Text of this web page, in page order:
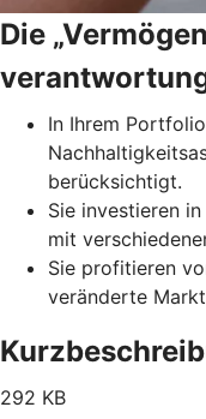
Die
In Ihrem
berücksichtigt.
Sie investieren
mit
Sie profitieren
veränderte
292 KB